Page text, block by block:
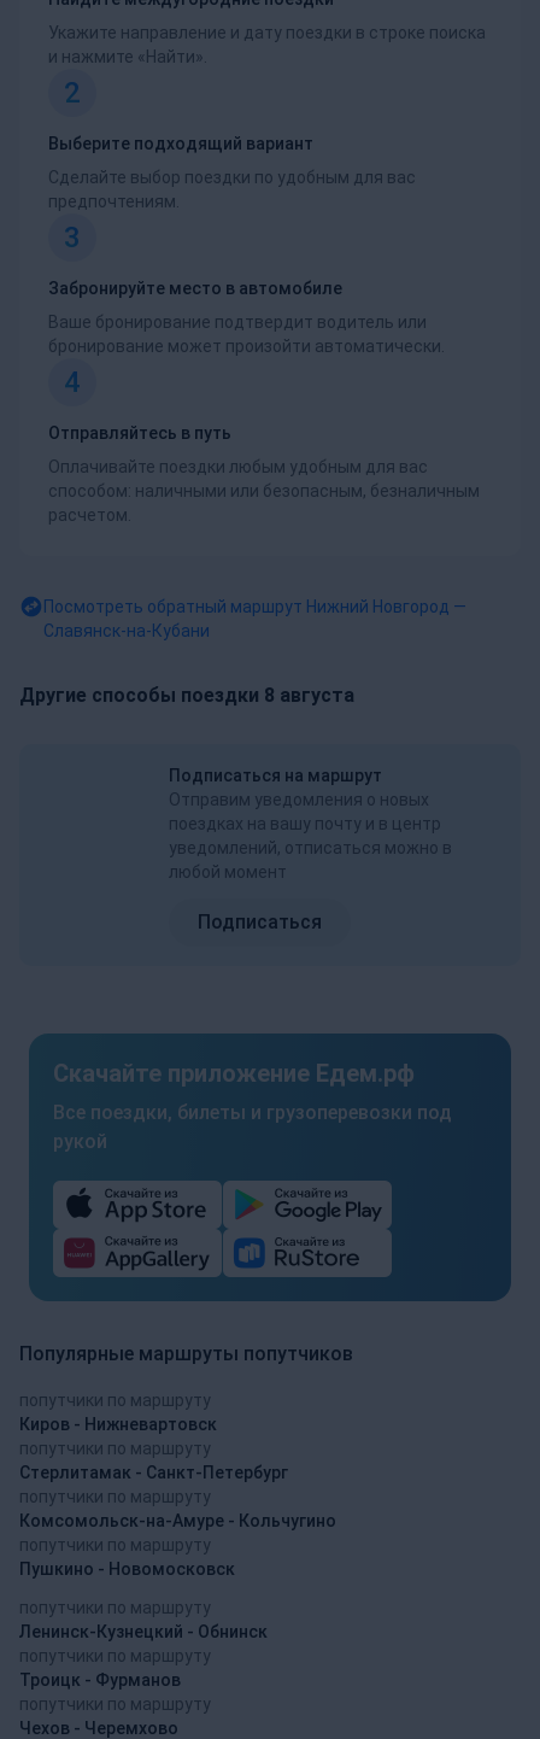
Укажите направление и дату поездки в строке поиска
и нажмите «Найти».
2
Выберите подходящий вариант
Сделайте выбор поездки по удобным для вас
предпочтениям.
3
Забронируйте место в автомобиле
Ваше бронирование подтвердит водитель или
бронирование может произойти автоматически.
4
Отправляйтесь в путь
Оплачивайте поездки любым удобным для вас
способом: наличными или безопасным, безналичным
расчетом.
Посмотреть обратный маршрут Нижний Новгород —
Славянск-на-Кубани
Другие способы поездки 8 августа
Подписаться на маршрут
Отправим уведомления о новых
поездках на вашу почту и в центр
уведомлений, отписаться можно в
любой момент
Подписаться
Скачайте приложение Едем.рф
Все поездки, билеты и грузоперевозки под
рукой
Популярные маршруты попутчиков
попутчики по маршруту
Киров - Нижневартовск
попутчики по маршруту
Стерлитамак - Санкт-Петербург
попутчики по маршруту
Комсомольск-на-Амуре - Кольчугино
попутчики по маршруту
Пушкино - Новомосковск
попутчики по маршруту
Ленинск-Кузнецкий - Обнинск
попутчики по маршруту
Троицк - Фурманов
попутчики по маршруту
Чехов - Черемхово